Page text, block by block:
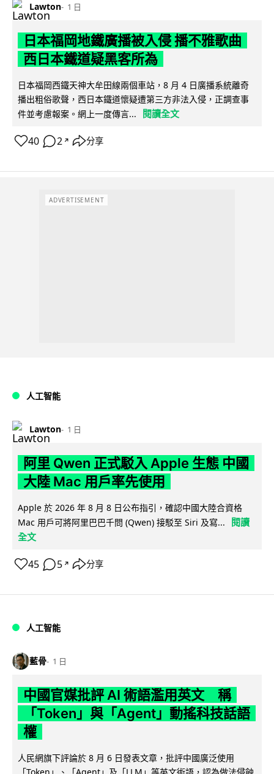
Lawton 1 日
日本福岡地鐵廣播被入侵 播不雅歌曲
西日本鐵道疑黑客所為
日本福岡西鐵天神大牟田線兩個車站，8 月 4 日廣播系統離奇
播出粗俗歌聲，西日本鐵道懷疑遭第三方非法入侵，正調查事
件並考慮報案。網上一度傳言...
閱讀全文
40 2 ↗ 分享
ADVERTISEMENT
人工智能
Lawton 1 日
阿里 Qwen 正式駁入 Apple 生態 中國
大陸 Mac 用戶率先使用
Apple 於 2026 年 8 月 8 日公布指引，確認中國大陸合資格
Mac 用戶可將阿里巴巴千問 (Qwen) 接駁至 Siri 及寫...
閱讀
全文
45 5 ↗ 分享
人工智能
藍骨 1 日
中國官媒批評 AI 術語濫用英文 稱
「Token」與「Agent」動搖科技話語
權
人民網旗下評論於 8 月 6 日發表文章，批評中國廣泛使用